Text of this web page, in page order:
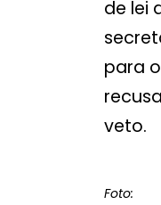
de lei
para
veto.
Foto: